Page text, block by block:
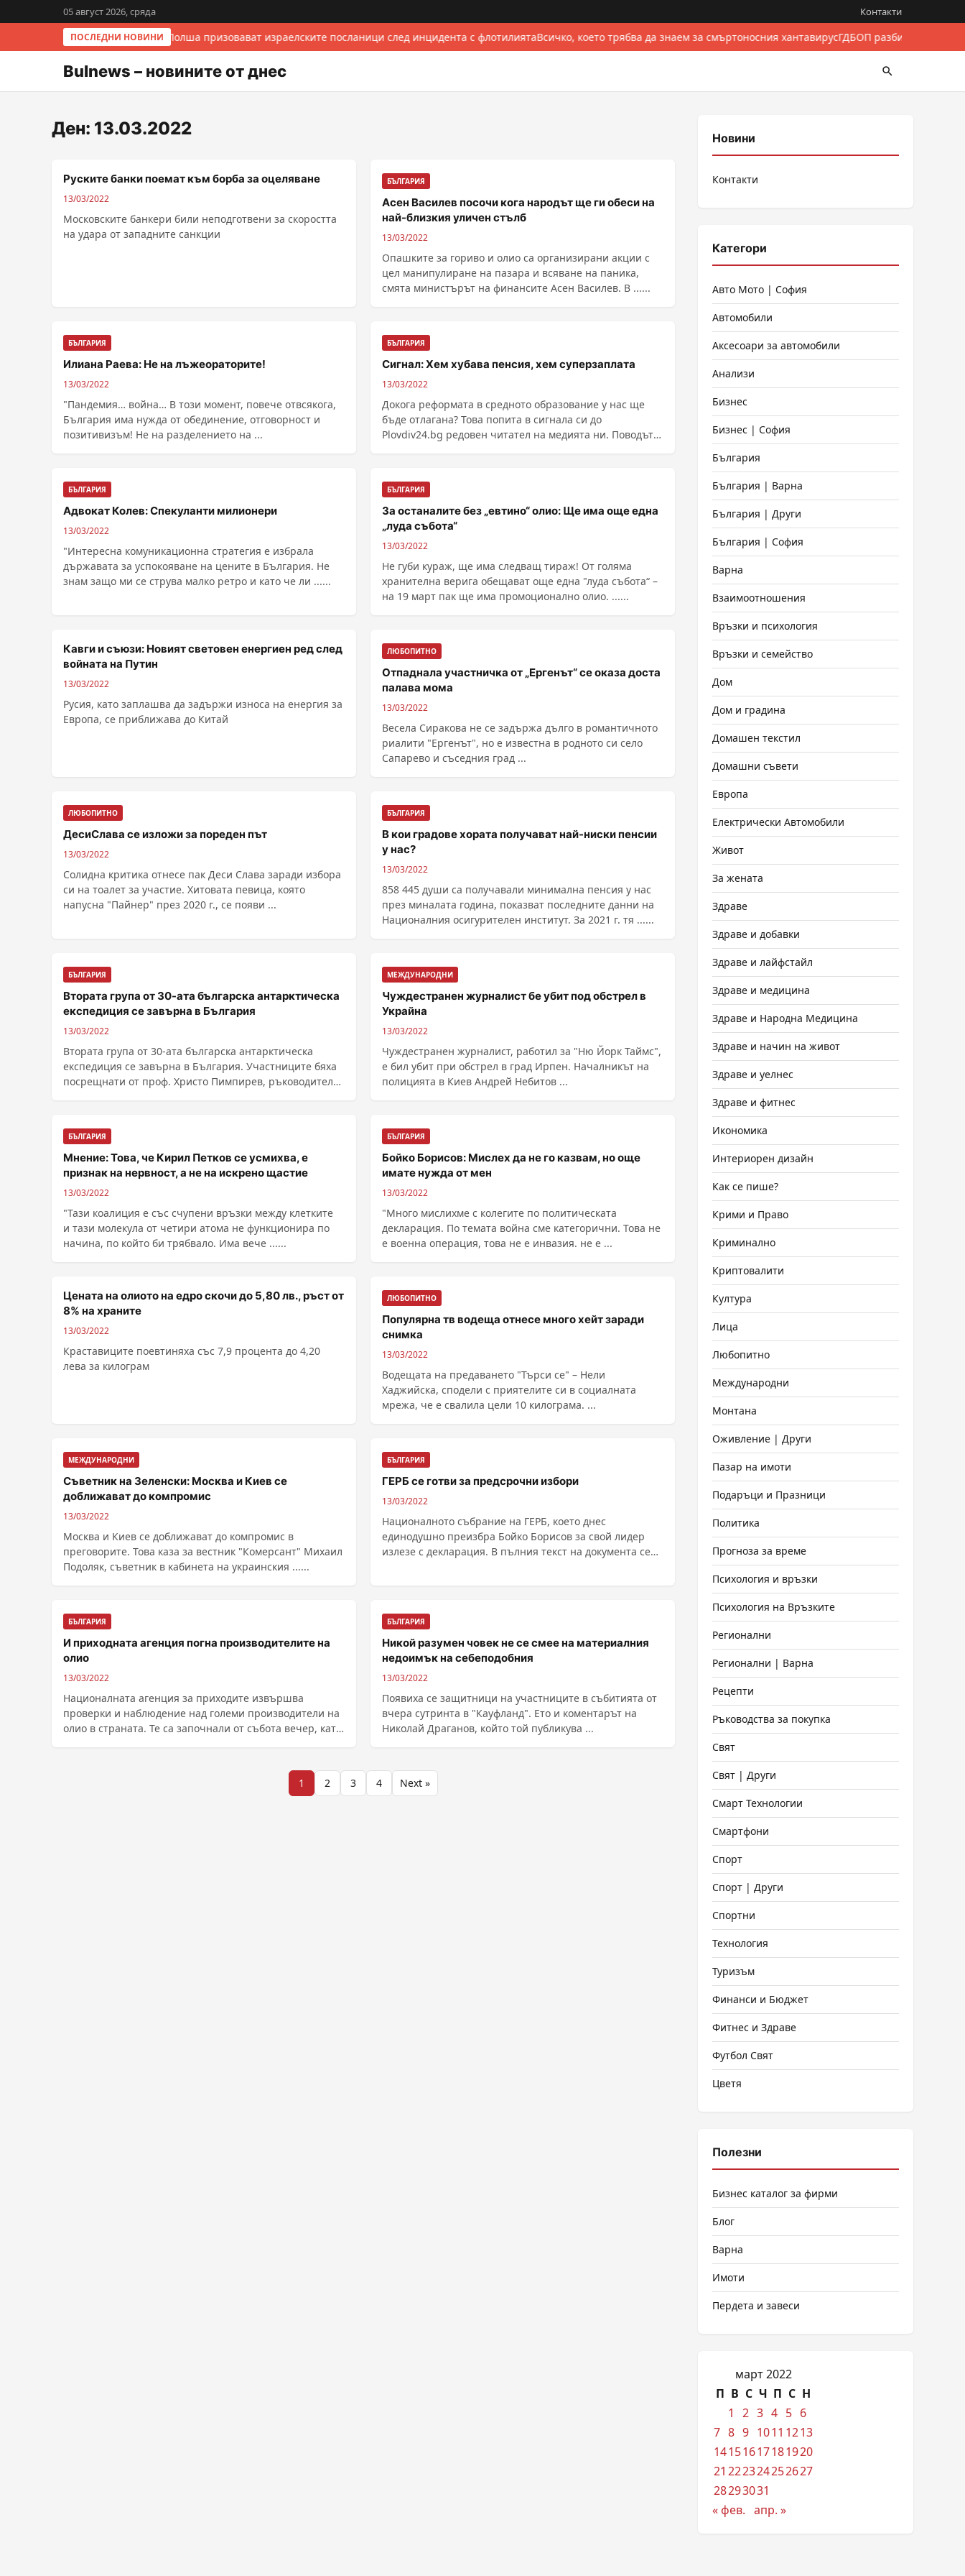
05 август 2026, сряда Контакти
ПОСЛЕДНИ НОВИНИ
Италия и Полша призовават израелските посланици след инцидента с флотилиятаВсичко, което трябва да знаем за смъртоносния хантавирусГДБОП разби
Bulnews – новините от днес
Ден: 13.03.2022
Руските банки поемат към борба за оцеляване
13/03/2022
Московските банкери били неподготвени за скоростта
на удара от западните санкции
БЪЛГАРИЯ
Асен Василев посочи кога народът ще ги обеси на
най-близкия уличен стълб
13/03/2022
Опашките за гориво и олио са организирани акции с
цел манипулиране на пазара и всяване на паника,
смята министърът на финансите Асен Василев. В ......
БЪЛГАРИЯ
Илиана Раева: Не на лъжеораторите!
13/03/2022
"Пандемия… война… В този момент, повече отвсякога,
България има нужда от обединение, отговорност и
позитивизъм! Не на разделението на ...
БЪЛГАРИЯ
Сигнал: Хем хубава пенсия, хем суперзаплата
13/03/2022
Докога реформата в средното образование у нас ще
бъде отлагана? Това попита в сигнала си до
Plovdiv24.bg редовен читател на медията ни. Поводът
БЪЛГАРИЯ
Адвокат Колев: Спекуланти милионери
13/03/2022
"Интересна комуникационна стратегия е избрала
държавата за успокояване на цените в България. Не
знам защо ми се струва малко ретро и като че ли ......
БЪЛГАРИЯ
За останалите без „евтино“ олио: Ще има още една
„луда събота“
13/03/2022
Не губи кураж, ще има следващ тираж! От голяма
хранителна верига обещават още една "луда събота“ –
на 19 март пак ще има промоционално олио. ......
Кавги и съюзи: Новият световен енергиен ред след
войната на Путин
13/03/2022
Русия, като заплашва да задържи износа на енергия за
Европа, се приближава до Китай
ЛЮБОПИТНО
Отпаднала участничка от „Ергенът“ се оказа доста
палава мома
13/03/2022
Весела Сиракова не се задържа дълго в романтичното
риалити "Ергенът", но е известна в родното си село
Сапарево и съседния град ...
ЛЮБОПИТНО
ДесиСлава се изложи за пореден път
13/03/2022
Солидна критика отнесе пак Деси Слава заради избора
си на тоалет за участие. Хитовата певица, която
напусна "Пайнер" през 2020 г., се появи ...
БЪЛГАРИЯ
В кои градове хората получават най-ниски пенсии
у нас?
13/03/2022
858 445 души са получавали минимална пенсия у нас
през миналата година, показват последните данни на
Националния осигурителен институт. За 2021 г. тя ......
БЪЛГАРИЯ
Втората група от 30-ата българска антарктическа
експедиция се завърна в България
13/03/2022
Втората група от 30-ата българска антарктическа
експедиция се завърна в България. Участниците бяха
посрещнати от проф. Христо Пимпирев, ръководител
МЕЖДУНАРОДНИ
Чуждестранен журналист бе убит под обстрел в
Украйна
13/03/2022
Чуждестранен журналист, работил за "Ню Йорк Таймс",
е бил убит при обстрел в град Ирпен. Началникът на
полицията в Киев Андрей Небитов ...
БЪЛГАРИЯ
Мнение: Това, че Кирил Петков се усмихва, е
признак на нервност, а не на искрено щастие
13/03/2022
"Тази коалиция е със счупени връзки между клетките
и тази молекула от четири атома не функционира по
начина, по който би трябвало. Има вече ......
БЪЛГАРИЯ
Бойко Борисов: Мислех да не го казвам, но още
имате нужда от мен
13/03/2022
"Много мислихме с колегите по политическата
декларация. По темата война сме категорични. Това не
е военна операция, това не е инвазия. не е ...
Цената на олиото на едро скочи до 5,80 лв., ръст от
8% на храните
13/03/2022
Краставиците поевтиняха със 7,9 процента до 4,20
лева за килограм
ЛЮБОПИТНО
Популярна тв водеща отнесе много хейт заради
снимка
13/03/2022
Водещата на предаването "Търси се" – Нели
Хаджийска, сподели с приятелите си в социалната
мрежа, че е свалила цели 10 килограма. ...
МЕЖДУНАРОДНИ
Съветник на Зеленски: Москва и Киев се
доближават до компромис
13/03/2022
Москва и Киев се доближават до компромис в
преговорите. Това каза за вестник "Комерсант" Михаил
Подоляк, съветник в кабинета на украинския ......
БЪЛГАРИЯ
ГЕРБ се готви за предсрочни избори
13/03/2022
Националното събрание на ГЕРБ, което днес
единодушно преизбра Бойко Борисов за свой лидер
излезе с декларация. В пълния текст на документа се
БЪЛГАРИЯ
И приходната агенция погна производителите на
олио
13/03/2022
Националната агенция за приходите извършва
проверки и наблюдение над големи производители на
олио в страната. Те са започнали от събота вечер, като
БЪЛГАРИЯ
Никой разумен човек не се смее на материалния
недоимък на себеподобния
13/03/2022
Появиха се защитници на участниците в събитията от
вчера сутринта в "Кауфланд". Ето и коментарът на
Николай Драганов, който той публикува ...
1 2 3 4 Next »
Новини
Контакти
Категори
Авто Мото | София
Автомобили
Аксесоари за автомобили
Анализи
Бизнес
Бизнес | София
България
България | Варна
България | Други
България | София
Варна
Взаимоотношения
Връзки и психология
Връзки и семейство
Дом
Дом и градина
Домашен текстил
Домашни съвети
Европа
Електрически Автомобили
Живот
За жената
Здраве
Здраве и добавки
Здраве и лайфстайл
Здраве и медицина
Здраве и Народна Медицина
Здраве и начин на живот
Здраве и уелнес
Здраве и фитнес
Икономика
Интериорен дизайн
Как се пише?
Крими и Право
Криминално
Криптовалити
Култура
Лица
Любопитно
Международни
Монтана
Оживление | Други
Пазар на имоти
Подаръци и Празници
Политика
Прогноза за време
Психология и връзки
Психология на Връзките
Регионални
Регионални | Варна
Рецепти
Ръководства за покупка
Свят
Свят | Други
Смарт Технологии
Смартфони
Спорт
Спорт | Други
Спортни
Технология
Туризъм
Финанси и Бюджет
Фитнес и Здраве
Футбол Свят
Цветя
Полезни
Бизнес каталог за фирми
Блог
Варна
Имоти
Пердета и завеси
март 2022
П В С Ч П С Н
1
2 3 4 5 6
7 8 9 1011 1213
14151617181920
21 222324252627
28293031
« фев. апр. »